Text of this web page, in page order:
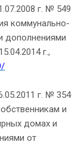
г. № 549
коммунально-
дополнениями
г.,
г. № 354
и
домах и
от